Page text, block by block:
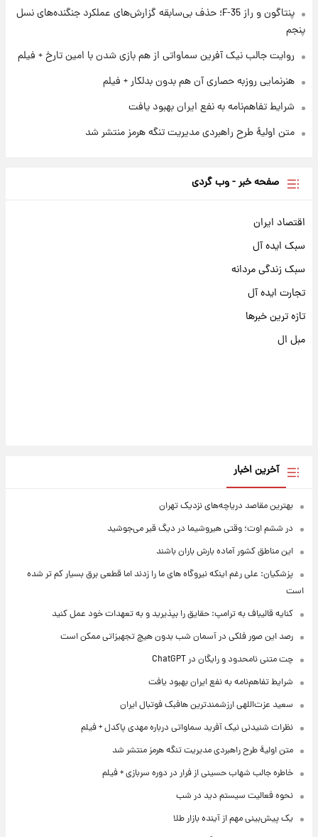
نام خودرو، مبلغ پیش پرداخت و زمان تحویل |
پنتاگون و راز F-35؛ حذف بی‌سابقه گزارش‌های عملکرد جنگنده‌های نسل
پنجم
روایت جالب نیک آفرین سماواتی از هم بازی شدن با امین تارخ + فیلم
هنرنمایی روزبه حصاری آن هم بدون بدلکار + فیلم
شرایط تفاهم‌نامه به نفع ایران بهبود یافت
متن اولیۀ طرح راهبردی مدیریت تنگه هرمز منتشر شد
صفحه خبر - وب گردی
اقتصاد ایران
سبک ایده آل
سبک زندگی مردانه
تجارت ایده آل
تازه ترین خبرها
مبل ال
آخرین اخبار
بهترین مقاصد دریاچه‌های نزدیک تهران
در ششم اوت؛ وقتی هیروشیما در دیگ قیر می‌جوشید
این مناطق کشور آماده بارش باران باشند
پزشکیان: علی رغم اینکه نیروگاه های ما را زدند اما قطعی برق بسیار کم تر شده
است
کنایه قالیباف به ترامپ: حقایق را بپذیرید و به تعهدات خود عمل کنید
رصد این صور فلکی در آسمان شب بدون هیچ تجهیزاتی ممکن است
چت متنی نامحدود و رایگان در ChatGPT
شرایط تفاهم‌نامه به نفع ایران بهبود یافت
سعید عزت‌اللهی ارزشمندترین هافبک فوتبال ایران
نظرات شنیدنی نیک آفرید سماواتی درباره مهدی پاکدل + فیلم
متن اولیۀ طرح راهبردی مدیریت تنگه هرمز منتشر شد
خاطره جالب شهاب حسینی از فرار در دوره سربازی + فیلم
نحوه فعالیت سیستم دید در شب
یک پیش‌بینی مهم از آینده بازار طلا